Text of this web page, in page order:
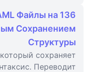
Файлы на 136
Сохранением
Структуры
сохраняет
Переводит